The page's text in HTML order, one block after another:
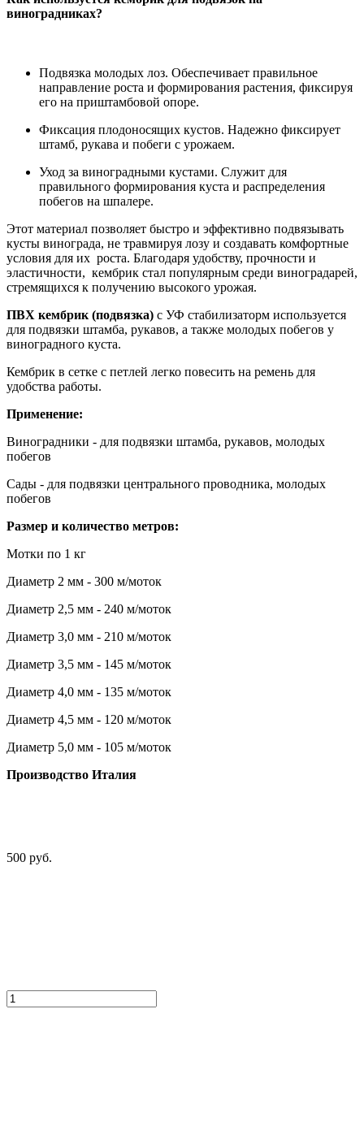
виноградниках?
Подвязка молодых лоз. Обеспечивает правильное
направление роста и формирования растения, фиксируя
его на приштамбовой опоре.
Фиксация плодоносящих кустов. Надежно фиксирует
штамб, рукава и побеги с урожаем.
Уход за виноградными кустами. Служит для
правильного формирования куста и распределения
побегов на шпалере.
Этот материал позволяет быстро и эффективно подвязывать
кусты винограда, не травмируя лозу и создавать комфортные
условия для их роста. Благодаря удобству, прочности и
эластичности, кембрик стал популярным среди виноградарей,
стремящихся к получению высокого урожая.
ПВХ кембрик (подвязка) с УФ стабилизаторм используется
для подвязки штамба, рукавов, а также молодых побегов у
виноградного куста.
Кембрик в сетке с петлей легко повесить на ремень для
удобства работы.
Применение:
Виноградники - для подвязки штамба, рукавов, молодых
побегов
Сады - для подвязки центрального проводника, молодых
побегов
Размер и количество метров:
Мотки по 1 кг
Диаметр 2 мм - 300 м/моток
Диаметр 2,5 мм - 240 м/моток
Диаметр 3,0 мм - 210 м/моток
Диаметр 3,5 мм - 145 м/моток
Диаметр 4,0 мм - 135 м/моток
Диаметр 4,5 мм - 120 м/моток
Диаметр 5,0 мм - 105 м/моток
Производство Италия
500 руб.